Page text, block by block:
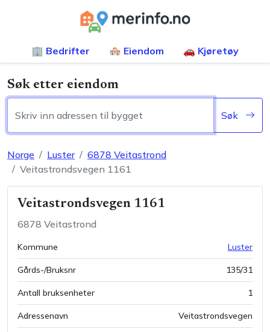
🏢 Bedrifter 🏘️ Eiendom 🚗 Kjøretøy
Søk etter eiendom
Søk
Norge Luster 6878 Veitastrond
Veitastrondsvegen 1161
Veitastrondsvegen 1161
6878 Veitastrond
Kommune Luster
Gårds-/Bruksnr 135/31
Antall bruksenheter 1
Adressenavn Veitastrondsvegen